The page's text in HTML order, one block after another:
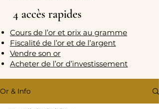
4 accès rapides
Cours de l’or et prix au gramme
Fiscalité de l’or et de l’argent
Vendre son or
Acheter de l’or d’investissement
Or & Info